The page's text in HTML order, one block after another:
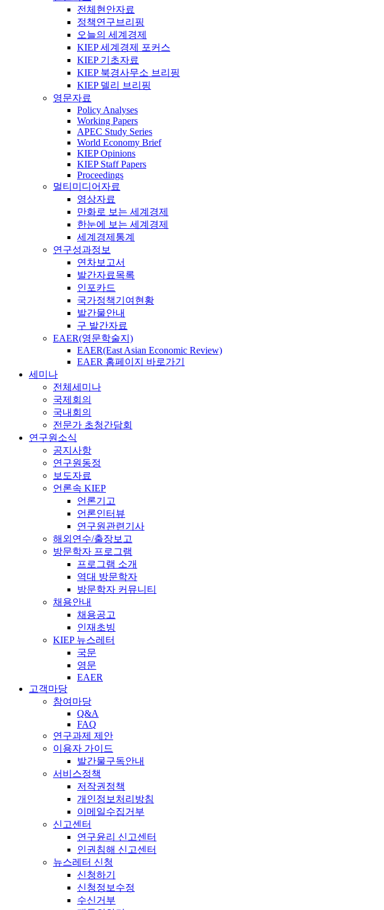
전체현안자료
정책연구브리핑
오늘의 세계경제
KIEP 세계경제 포커스
KIEP 기초자료
KIEP 북경사무소 브리핑
KIEP 델리 브리핑
영문자료
Policy Analyses
Working Papers
APEC Study Series
World Economy Brief
KIEP Opinions
KIEP Staff Papers
Proceedings
멀티미디어자료
영상자료
만화로 보는 세계경제
한눈에 보는 세계경제
세계경제통계
연구성과정보
연차보고서
발간자료목록
인포카드
국가정책기여현황
발간물안내
구 발간자료
EAER(영문학술지)
EAER(East Asian Economic Review)
EAER 홈페이지 바로가기
세미나
전체세미나
국제회의
국내회의
전문가 초청간담회
연구원소식
공지사항
연구원동정
보도자료
언론속 KIEP
언론기고
언론인터뷰
연구원관련기사
해외연수/출장보고
방문학자 프로그램
프로그램 소개
역대 방문학자
방문학자 커뮤니티
채용안내
채용공고
인재초빙
KIEP 뉴스레터
국문
영문
EAER
고객마당
참여마당
Q&A
FAQ
연구과제 제안
이용자 가이드
발간물구독안내
서비스정책
저작권정책
개인정보처리방침
이메일수집거부
신고센터
연구윤리 신고센터
인권침해 신고센터
뉴스레터 신청
신청하기
신청정보수정
수신거부